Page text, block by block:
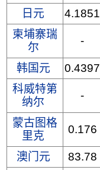
日元
4.1851
柬埔寨瑞
尔
-
韩国元 0.4397
科威特第
纳尔
-
蒙古图格
里克
0.176
澳门元 83.78